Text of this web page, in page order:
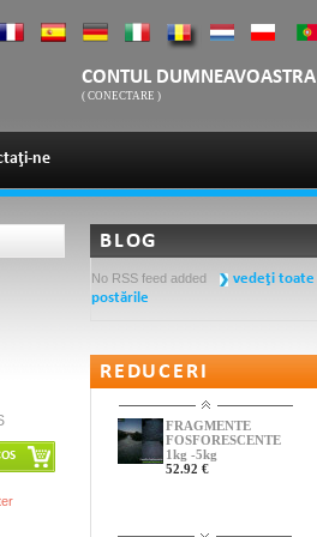
CONTUL DUMNEAVOASTRA
( CONECTARE )
ne
BLOG
No RSS feed added
vedeţi toate
postările
REDUCERI
FRAGMENTE
FOSFORESCENTE
1kg -5kg
52.92 €